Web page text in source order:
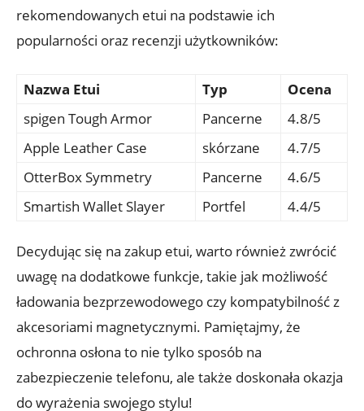
rekomendowanych etui‌ na ​podstawie​ ich
popularności oraz​ recenzji użytkowników:
Nazwa Etui Typ
Ocena
spigen Tough Armor
Pancerne
4.8/5
Apple‌ Leather Case
skórzane
4.7/5
OtterBox ⁤Symmetry
Pancerne
4.6/5
Smartish‌ Wallet Slayer
Portfel 4.4/5
Decydując się‍ na zakup etui, warto również zwrócić
uwagę na dodatkowe funkcje,⁣ takie ‍jak możliwość
ładowania bezprzewodowego czy kompatybilność z
akcesoriami ⁢magnetycznymi. ​Pamiętajmy, że
ochronna osłona to ⁣nie ⁣tylko ⁤sposób na
zabezpieczenie telefonu, ale także doskonała okazja
do wyrażenia swojego stylu!